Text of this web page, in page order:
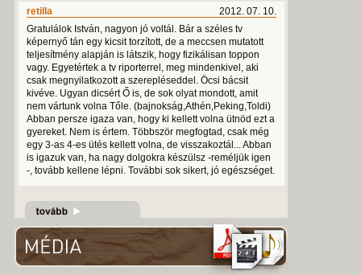
2012. 07. 10.
retilla
Gratulálok István, nagyon jó voltál. Bár a széles tv
képernyő tán egy kicsit torzított, de a meccsen mutatott
teljesítmény alapján is látszik, hogy fizikálisan toppon
vagy. Egyetértek a tv riporterrel, meg mindenkivel, aki
csak megnyilatkozott a szerepléseddel. Öcsi bácsit
kivéve. Ugyan dicsért Ő is, de sok olyat mondott, amit
nem vártunk volna Tőle. (bajnokság,Athén,Peking,Toldi)
Abban persze igaza van, hogy ki kellett volna ütnöd ezt a
gyereket. Nem is értem. Többször megfogtad, csak még
egy 3-as 4-es ütés kellett volna, de visszakoztál... Abban
is igazuk van, ha nagy dolgokra készülsz -reméljük igen
-, tovább kellene lépni. További sok sikert, jó egészséget.